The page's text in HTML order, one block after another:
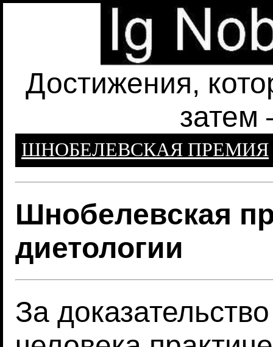
Достижения,
затем
ШНОБЕЛЕВСКАЯ ПРЕМИЯ
Шнобелевская
диетологии
За